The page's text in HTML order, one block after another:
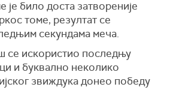
је било доста затвореније
томе, резултат се
секундама меча.
се искористио последњу
и буквално неколико
звиждука донео победу